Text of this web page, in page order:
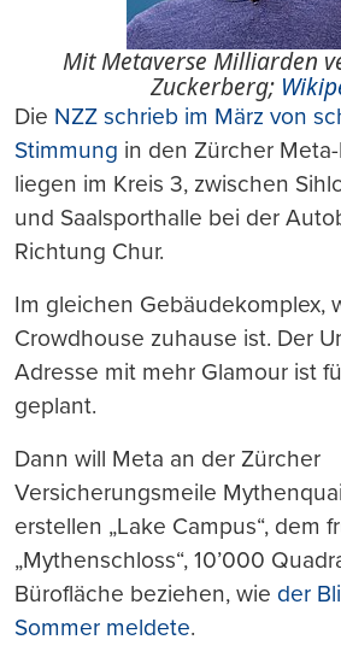
Mit Metaverse Milliarden
Zuckerberg;
Die NZZ schrieb im März von
Stimmung in den Zürcher
liegen im Kreis 3, zwischen
und Saalsporthalle bei der
Richtung Chur.
Im gleichen Gebäudekomplex,
Crowdhouse zuhause ist. Der
Adresse mit mehr Glamour ist
geplant.
Dann will Meta an der Zürcher
Versicherungsmeile
erstellen „Lake Campus“, dem
„Mythenschloss“, 10’000
Bürofläche beziehen, wie der
Sommer meldete.